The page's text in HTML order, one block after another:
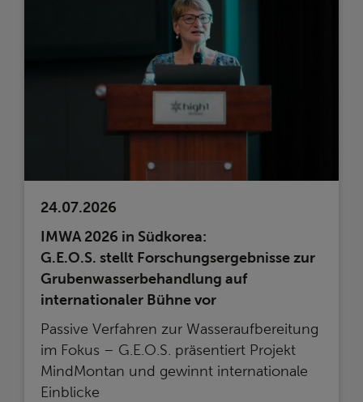
24.07.2026
IMWA 2026 in Südkorea:
G.E.O.S. stellt Forschungsergebnisse zur
Grubenwasserbehandlung auf
internationaler Bühne vor
Passive Verfahren zur Wasseraufbereitung
im Fokus – G.E.O.S. präsentiert Projekt
MindMontan und gewinnt internationale
Einblicke